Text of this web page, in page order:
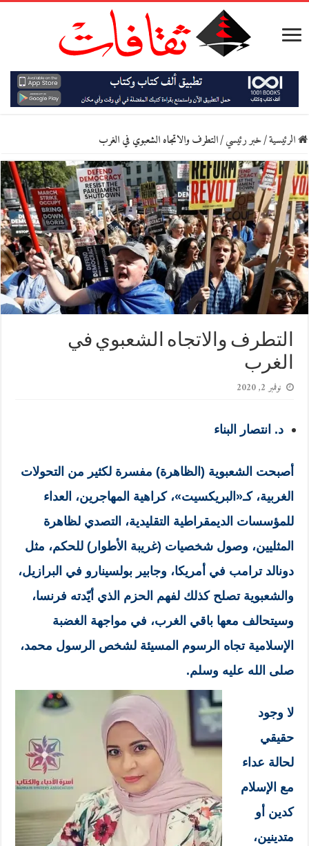
الرئيسية/خبر رئيسي/التطرف والاتجاه الشعبوي في الغرب
التطرف والاتجاه الشعبوي في
الغرب
نوفمبر 2, 2020
د. انتصار البناء
أصبحت الشعبوية (الظاهرة) مفسرة لكثير من التحولات
الغربية، كـ«البريكسيت»، كراهية المهاجرين، العداء
للمؤسسات الديمقراطية التقليدية، التصدي لظاهرة
المثليين، وصول شخصيات (غريبة الأطوار) للحكم، مثل
دونالد ترامب في أمريكا، وجابير بولسينارو في البرازيل،
والشعبوية تصلح كذلك لفهم الحزم الذي أيّدته فرنسا،
وسيتحالف معها باقي الغرب، في مواجهة الغضبة
الإسلامية تجاه الرسوم المسيئة لشخص الرسول محمد،
صلى الله عليه وسلم.
لا وجود
حقيقي
لحالة عداء
مع الإسلام
كدين أو
متدينين،